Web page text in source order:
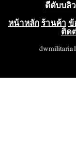
และสายรัดก็อยู่
ตัวล็อคแบบกดก็
รวมแล้วเป็นมีด
VG++++
ดีดับบลิ
หน้าหลัก ร้านค้า ข้
ติด